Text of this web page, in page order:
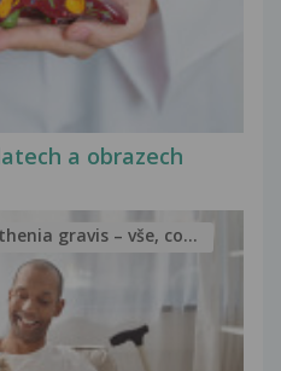
a obrazech
gravis – vše, co...